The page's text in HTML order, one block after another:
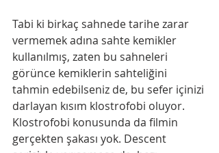
Tabi ki birkaç sahnede tarihe zarar
vermemek adına sahte kemikler
kullanılmış, zaten bu sahneleri
görünce kemiklerin sahteliğini
tahmin edebilseniz de, bu sefer içinizi
darlayan kısım klostrofobi oluyor.
Klostrofobi konusunda da filmin
gerçekten şakası yok. Descent